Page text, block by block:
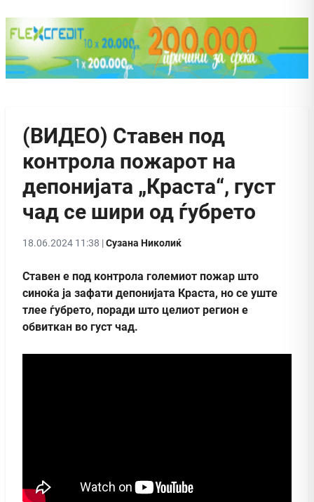
(ВИДЕО) Ставен под
контрола пожарот на
депонијата „Краста“, густ
чад се шири од ѓубрето
18.06.2024 11:38 |Сузана Николиќ
Ставен е под контрола големиот пожар што
синоќа ја зафати депонијата Краста, но се уште
тлее ѓубрето, поради што целиот регион е
обвиткан во густ чад.